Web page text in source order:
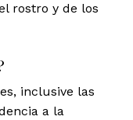
rostro y de los
inclusive las
a la